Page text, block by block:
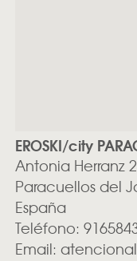
EROSKI/city
Antonia Herranz
Paracuellos del
España
Teléfono:
Email: